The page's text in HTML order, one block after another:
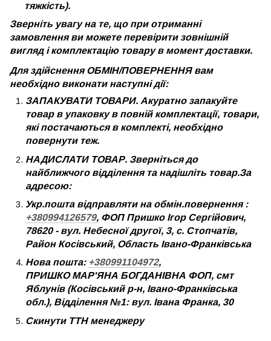
тяжкість).
Зверніть увагу на те, що при отриманні
замовлення ви можете перевірити зовнішній
вигляд і комплектацію товару в момент доставки.
Для здійснення ОБМІН/ПОВЕРНЕННЯ вам
необхідно виконати наступні дії:
ЗАПАКУВАТИ ТОВАРИ. Акуратно запакуйте
товар в упаковку в повній комплектації, товари,
які постачаються в комплекті, необхідно
повернути теж.
НАДИСЛАТИ ТОВАР. Зверніться до
найближчого відділення та надішліть товар.За
адресою:
Укр.пошта відправляти на обмін.повернення :
+380994126579, ФОП Пришко Ігор Сергійович,
78620 - вул. Небесної другої, 3, с. Стопчатів,
Район Косівський, Область Івано-Франківська
Нова пошта: +380991104972,
ПРИШКО МАР'ЯНА БОГДАНІВНА ФОП, смт
Яблунів (Косівський р-н, Івано-Франківська
обл.), Відділення №1: вул. Івана Франка, 30
Скинути ТТН менеджеру